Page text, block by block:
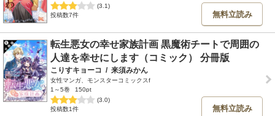
(3.1)
投稿数7件
無料立読み
転生悪女の幸せ家族計画 黒魔術チートで周囲の
人達を幸せにします（コミック） 分冊版
こりすキョーコ / 来須みかん
女性マンガ、モンスターコミックスf
1～5巻
150pt
(3.0)
投稿数1件
無料立読み